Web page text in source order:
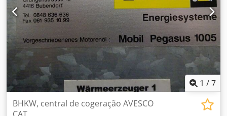
1 /7
BHKW, central de cogeração AVESCO
CAT